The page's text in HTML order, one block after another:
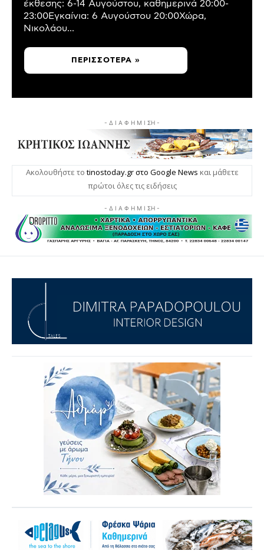
έκθεσης: 6-14 Αυγούστου, καθημερινά 20:00-
23:00Εγκαίνια: 6 Αυγούστου 20:00Χώρα,
Νικολάου...
ΠΕΡΙΣΣΌΤΕΡΑ »
- Δ Ι Α Φ Η Μ Ι ΣΗ -
Ακολουθήστε το tinostoday.gr στο Google News και μάθετε
πρώτοι όλες τις ειδήσεις
- Δ Ι Α Φ Η Μ Ι ΣΗ -